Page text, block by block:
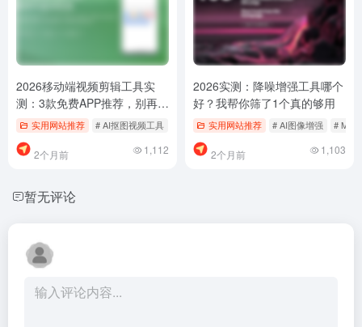
2026移动端视频剪辑工具实
测：3款免费APP推荐，别再乱
找了实用网站推荐 # AI抠图视频工具 # 免费视频剪辑APP # 手机视频编辑工具
2个月前 1,112
2026实测：降噪增强工具哪个
好？我帮你筛了1个真的够用
实用网站推荐 # AI图像增强 #
2个月前 1,103
暂无评论